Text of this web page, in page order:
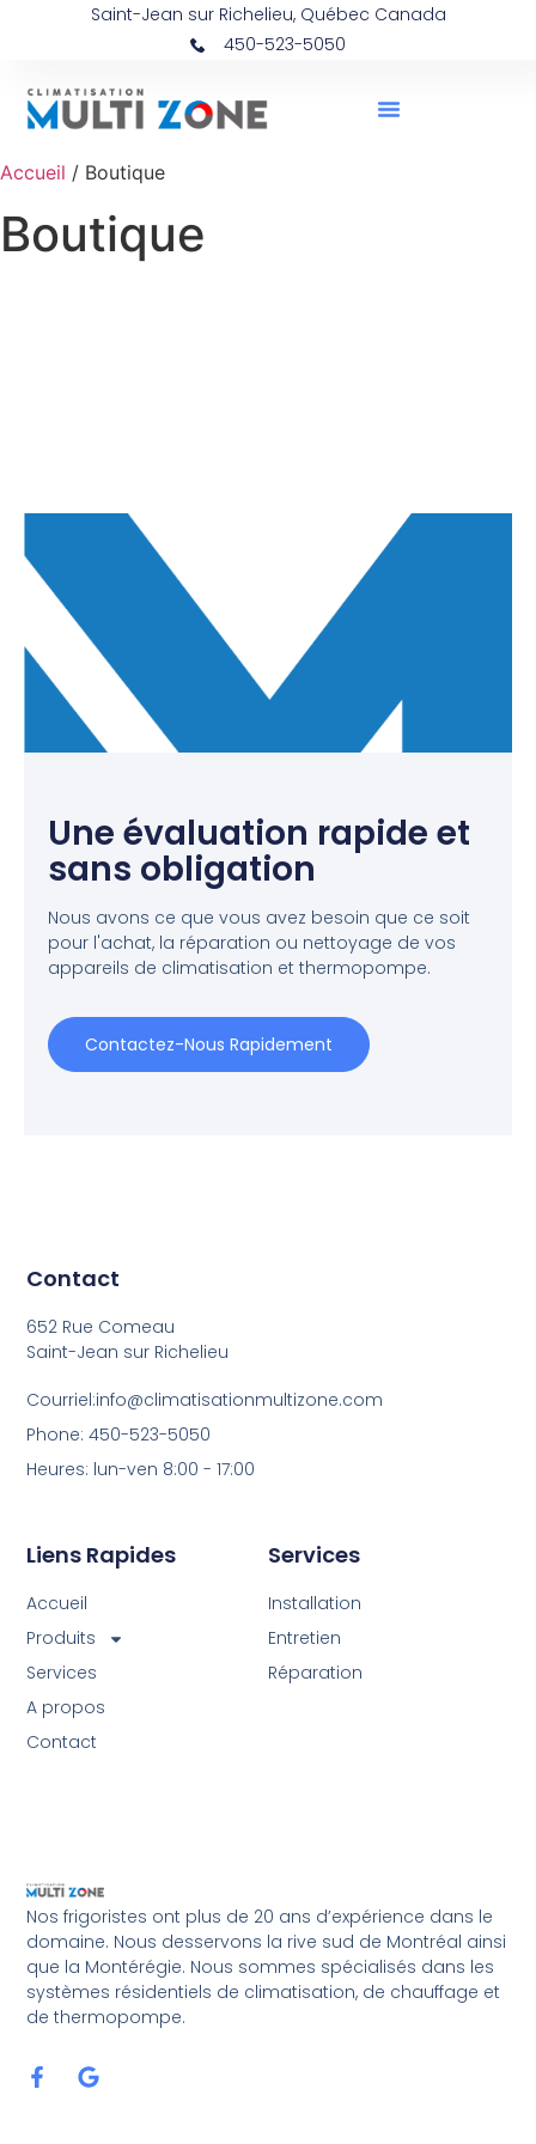
Saint-Jean sur Richelieu, Québec Canada
450-523-5050
Accueil / Boutique
Boutique
Une évaluation rapide et
sans obligation
Nous avons ce que vous avez besoin que ce soit
pour l'achat, la réparation ou nettoyage de vos
appareils de climatisation et thermopompe.
Contactez-Nous Rapidement
Nos frigoristes ont plus de 20 ans d’expérience dans le
domaine. Nous desservons la rive sud de Montréal ainsi
que la Montérégie. Nous sommes spécialisés dans les
systèmes résidentiels de climatisation, de chauffage et
de thermopompe.
Services
Installation
Entretien
Réparation
Liens Rapides
Accueil
Produits
Services
A propos
Contact
Contact
652 Rue Comeau
Saint-Jean sur Richelieu
Courriel:info@climatisationmultizone.com
Phone: 450-523-5050
Heures: lun-ven 8:00 - 17:00